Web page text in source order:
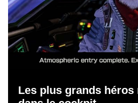
Les plus grands héros